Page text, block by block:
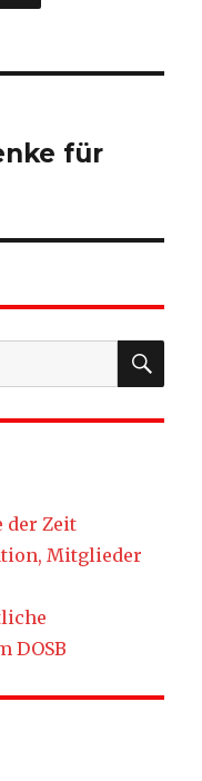
für
der Zeit
Mitglieder
DOSB